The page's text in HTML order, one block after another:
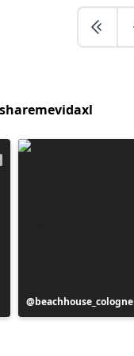
Publicación
realizada
beachhouse_cologne